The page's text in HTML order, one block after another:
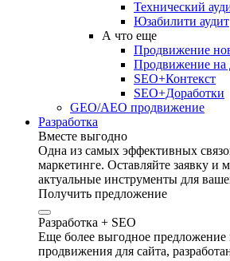
Технический
Юзабилити аудит
А что еще
Продвижение
Продвижение на
SEO+Контекст
SEO+Доработки
GEO/AEO продвижение
Разработка
Вместе выгодно
Одна из самых эффективных
маркетинге. Оставляйте заявку и
актуальные инструменты для
Получить предложение
Разработка + SEO
Еще более выгодное предложение
продвижения для сайта,